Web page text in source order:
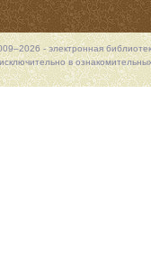
- электронная
в